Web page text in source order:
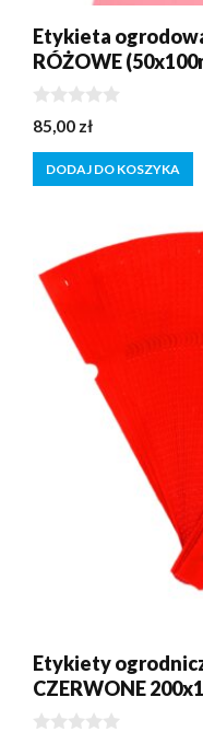
Etykieta
RÓŻOWE
0
z
5
85,00 zł
DODAJ DO KOSZYKA
Etykiety
CZERWONE